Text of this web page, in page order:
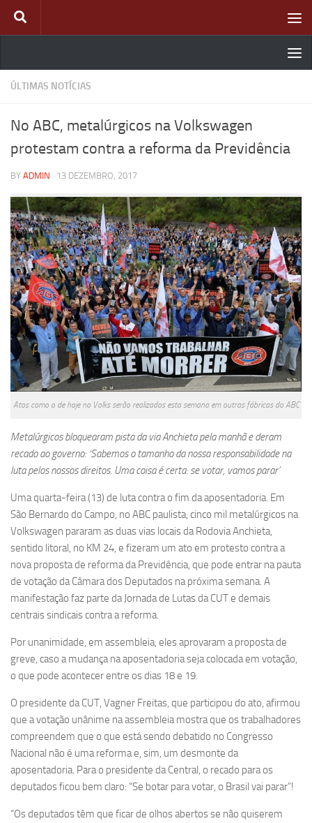
Skip to content
ÚLTIMAS NOTÍCIAS
No ABC, metalúrgicos na Volkswagen
protestam contra a reforma da Previdência
BY ADMIN · 13 DEZEMBRO, 2017
Atos como o de hoje na Volks serão realizados esta semana em outras fábricas do ABC
Metalúrgicos bloquearam pista da via Anchieta pela manhã e deram
recado ao governo: ‘Sabemos o tamanho da nossa responsabilidade na
luta pelos nossos direitos. Uma coisa é certa: se votar, vamos parar’
Uma quarta-feira (13) de luta contra o fim da aposentadoria. Em
São Bernardo do Campo, no ABC paulista, cinco mil metalúrgicos na
Volkswagen pararam as duas vias locais da Rodovia Anchieta,
sentido litoral, no KM 24, e fizeram um ato em protesto contra a
nova proposta de reforma da Previdência, que pode entrar na pauta
de votação da Câmara dos Deputados na próxima semana. A
manifestação faz parte da Jornada de Lutas da CUT e demais
centrais sindicais contra a reforma.
Por unanimidade, em assembleia, eles aprovaram a proposta de
greve, caso a mudança na aposentadoria seja colocada em votação,
o que pode acontecer entre os dias 18 e 19.
O presidente da CUT, Vagner Freitas, que participou do ato, afirmou
que a votação unânime na assembleia mostra que os trabalhadores
compreendem que o que está sendo debatido no Congresso
Nacional não é uma reforma e, sim, um desmonte da
aposentadoria. Para o presidente da Central, o recado para os
deputados ficou bem claro: “Se botar para votar, o Brasil vai parar”!
“Os deputados têm que ficar de olhos abertos se não quiserem